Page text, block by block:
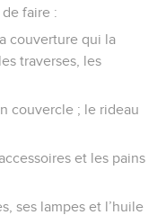
faire :
couverture qui la
traverses, les
couvercle ; le rideau
et les pains
ses lampes et l’huile